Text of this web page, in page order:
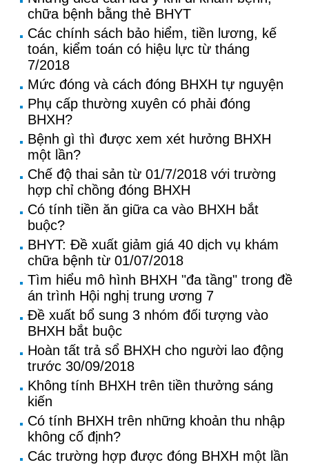
chữa bệnh bằng thẻ BHYT
Các chính sách bảo hiểm, tiền lương, kế
toán, kiểm toán có hiệu lực từ tháng
7/2018
Mức đóng và cách đóng BHXH tự nguyện
Phụ cấp thường xuyên có phải đóng
BHXH?
Bệnh gì thì được xem xét hưởng BHXH
một lần?
Chế độ thai sản từ 01/7/2018 với trường
hợp chỉ chồng đóng BHXH
Có tính tiền ăn giữa ca vào BHXH bắt
buộc?
BHYT: Đề xuất giảm giá 40 dịch vụ khám
chữa bệnh từ 01/07/2018
Tìm hiểu mô hình BHXH "đa tầng" trong đề
án trình Hội nghị trung ương 7
Đề xuất bổ sung 3 nhóm đối tượng vào
BHXH bắt buộc
Hoàn tất trả sổ BHXH cho người lao động
trước 30/09/2018
Không tính BHXH trên tiền thưởng sáng
kiến
Có tính BHXH trên những khoản thu nhập
không cố định?
Các trường hợp được đóng BHXH một lần